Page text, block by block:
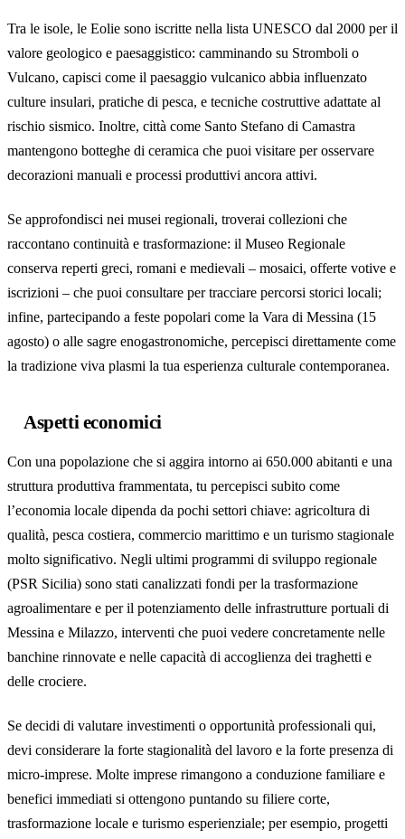
Tra le isole, le Eolie sono iscritte nella lista UNESCO dal 2000 per il
valore geologico e paesaggistico: camminando su Stromboli o
Vulcano, capisci come il paesaggio vulcanico abbia influenzato
culture insulari, pratiche di pesca, e tecniche costruttive adattate al
rischio sismico. Inoltre, città come Santo Stefano di Camastra
mantengono botteghe di ceramica che puoi visitare per osservare
decorazioni manuali e processi produttivi ancora attivi.
Se approfondisci nei musei regionali, troverai collezioni che
raccontano continuità e trasformazione: il Museo Regionale
conserva reperti greci, romani e medievali – mosaici, offerte votive e
iscrizioni – che puoi consultare per tracciare percorsi storici locali;
infine, partecipando a feste popolari come la Vara di Messina (15
agosto) o alle sagre enogastronomiche, percepisci direttamente come
la tradizione viva plasmi la tua esperienza culturale contemporanea.
Aspetti economici
Con una popolazione che si aggira intorno ai 650.000 abitanti e una
struttura produttiva frammentata, tu percepisci subito come
l’economia locale dipenda da pochi settori chiave: agricoltura di
qualità, pesca costiera, commercio marittimo e un turismo stagionale
molto significativo. Negli ultimi programmi di sviluppo regionale
(PSR Sicilia) sono stati canalizzati fondi per la trasformazione
agroalimentare e per il potenziamento delle infrastrutture portuali di
Messina e Milazzo, interventi che puoi vedere concretamente nelle
banchine rinnovate e nelle capacità di accoglienza dei traghetti e
delle crociere.
Se decidi di valutare investimenti o opportunità professionali qui,
devi considerare la forte stagionalità del lavoro e la forte presenza di
micro-imprese. Molte imprese rimangono a conduzione familiare e
benefici immediati si ottengono puntando su filiere corte,
trasformazione locale e turismo esperienziale; per esempio, progetti